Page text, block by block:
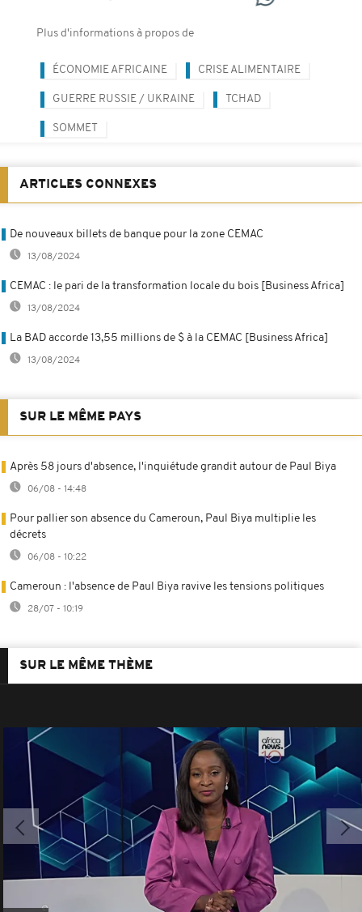
Plus d'informations à propos de
ÉCONOMIE AFRICAINE CRISE ALIMENTAIRE
GUERRE RUSSIE / UKRAINE TCHAD
SOMMET
ARTICLES CONNEXES
De nouveaux billets de banque pour la zone CEMAC
13/08/2024
CEMAC : le pari de la transformation locale du bois [Business Africa]
13/08/2024
La BAD accorde 13,55 millions de $ à la CEMAC [Business Africa]
13/08/2024
SUR LE MÊME PAYS
Après 58 jours d'absence, l'inquiétude grandit autour de Paul Biya
06/08 - 14:48
Pour pallier son absence du Cameroun, Paul Biya multiplie les
décrets
06/08 - 10:22
Cameroun : l'absence de Paul Biya ravive les tensions politiques
28/07 - 10:19
SUR LE MÊME THÈME